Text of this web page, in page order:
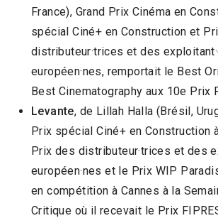
France), Grand Prix Cinéma en
spécial Ciné+ en Construction et
distributeur·trices et des
européen·nes, remportait le Best
Best Cinematography aux 10e Prix
Levante, de Lillah Halla (Brésil,
Prix spécial Ciné+ en Construction
Prix des distributeur·trices et des
européen·nes et le Prix WIP
en compétition à Cannes à la
Critique où il recevait le Prix